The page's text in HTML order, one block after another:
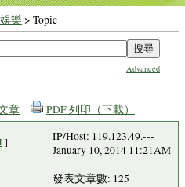
娛樂 > Topic
Advanced
章 PDF 列印（下載）
]
IP/Host: 119.123.49.---
January 10, 2014 11:21AM
發表文章數: 125